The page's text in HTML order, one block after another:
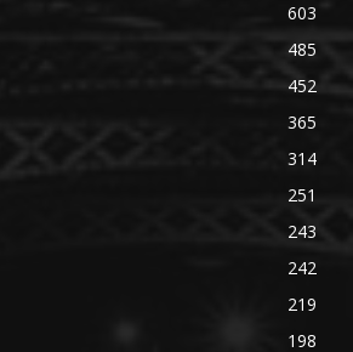
603
485
452
365
314
251
243
242
219
198